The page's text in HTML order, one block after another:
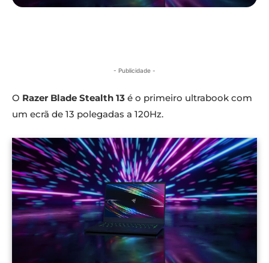
- Publicidade -
O Razer Blade Stealth 13 é o primeiro ultrabook com
um ecrã de 13 polegadas a 120Hz.